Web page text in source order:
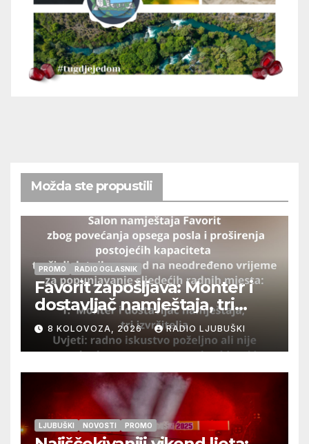
Možda ste propustili
PROMO RADIO OGLASNIK
Favorit zapošljava: Monter i
dostavljač namještaja, tri
izvršitelja
8 KOLOVOZA, 2026 RADIO LJUBUŠKI
LJUBUŠKI NOVOSTI PROMO